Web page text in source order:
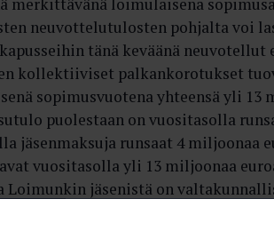
neuvottelutulosten pohjalta voi
tänä keväänä
kollektiiviset palkankorotukset
sopimusvuotena yhteensä yli 13
puolestaan on vuositasolla
jäsenmaksuja runsaat 4 miljoonaa
vuositasolla yli 13 miljoonaa
Loimunkin jäsenistä on